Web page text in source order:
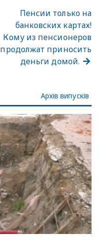
Пенсии только на
банковских картах!
Кому из пенсионеров
продолжат приносить
деньги домой.
Архів випусків